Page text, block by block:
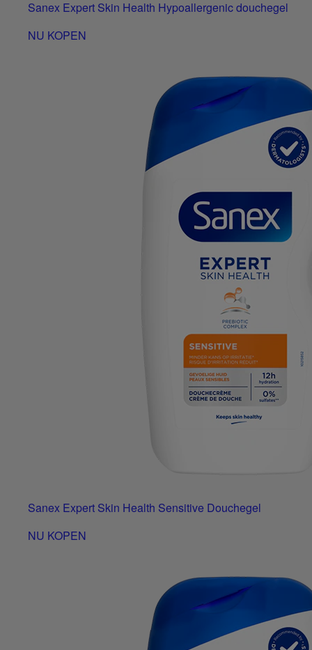
Sanex Expert Skin Health Hypoallergenic douchegel
NU KOPEN
Sanex Expert Skin Health Sensitive Douchegel
NU KOPEN